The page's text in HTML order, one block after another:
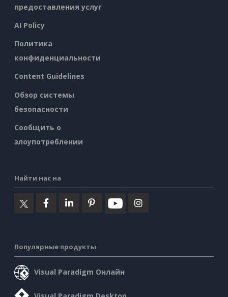
предоставления услуг
AI Policy
Политика
конфиденциальности
Content Guidelines
Обзор системы
безопасности
Сообщить о
злоупотреблении
Найти нас на
Популярные продукты
Visual Paradigm Онлайн